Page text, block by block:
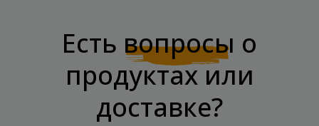
Есть вопросы о
продуктах или
доставке?